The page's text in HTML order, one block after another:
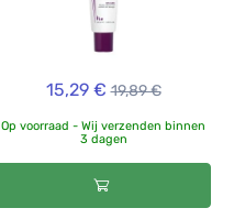
15,29 € 19,89 €
Op voorraad - Wij verzenden binnen
3 dagen